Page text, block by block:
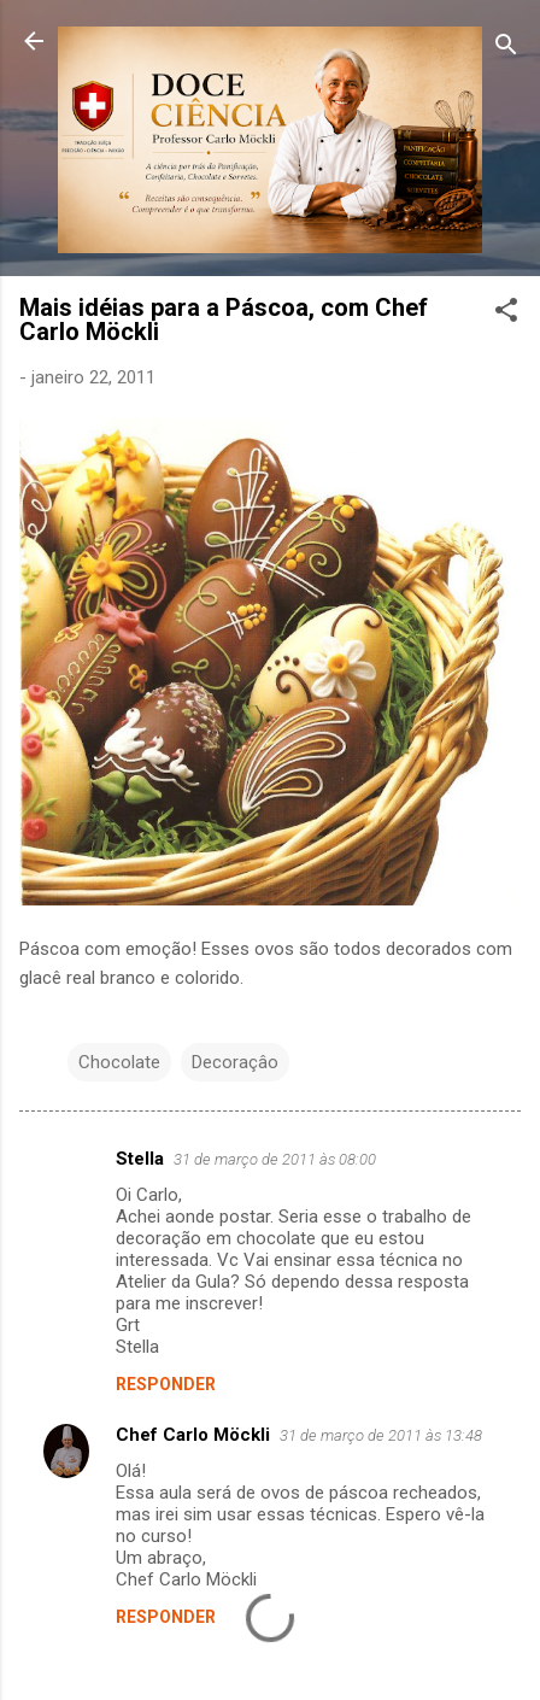
Pular para o conteúdo principal
Mais idéias para a Páscoa, com Chef
Carlo Möckli
- janeiro 22, 2011
Páscoa com emoção! Esses ovos são todos decorados com
glacê real branco e colorido.
Chocolate Decoraçâo
i
o
Stella 31 de março de 2011 às 08:00
Oi Carlo,
Achei aonde postar. Seria esse o trabalho de
decoração em chocolate que eu estou
interessada. Vc Vai ensinar essa técnica no
Atelier da Gula? Só dependo dessa resposta
para me inscrever!
Grt
Stella
RESPONDER
Chef Carlo Möckli 31 de março de 2011 às 13:48
Olá!
Essa aula será de ovos de páscoa recheados,
mas irei sim usar essas técnicas. Espero vê-la
no curso!
Um abraço,
Chef Carlo Möckli
RESPONDER